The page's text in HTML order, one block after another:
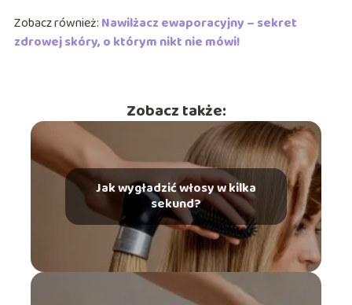
Zobacz również: Nawilżacz ewaporacyjny – sekret
zdrowej skóry, o którym nikt nie mówi!
Zobacz także:
Jak wygładzić włosy w kilka
sekund?